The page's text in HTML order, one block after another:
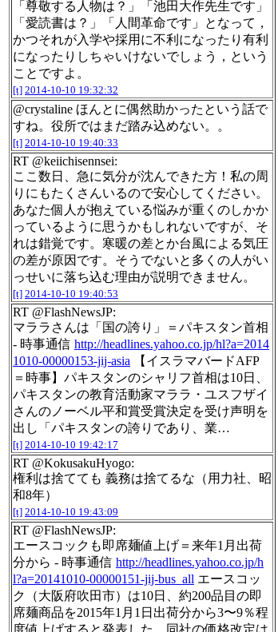
「尊敬する人物は？」「池田大作先生です」
「愛読書は？」「人間革命です」となって，
かつそれが入学や採用に不利になったり有利
になったりしちゃいけないでしょう，という
ことですよ。
[t] 2014-10-10 19:32:32
@crystaline ほんとに偶然助かったという話で
すね。役所ではまだ踏み込めない。。
[t] 2014-10-10 19:40:33
RT @keiichisennsei:
ここ数日、急に気分が沈んできた方！私の周
りにもたくさんいるので安心してください。
あなた個人が抱えている悩みが重くのしかか
っているように思うかもしれないですが、そ
れは錯覚です。寒暖の差とか台風による気圧
の差が原因です。そうでないと多くの人がい
っせいに落ち込む理由が説明できません。
[t] 2014-10-10 19:40:53
RT @FlashNewsJP:
マララさんは「国の誇り」＝パキスタン首相
- 時事通信 http://headlines.yahoo.co.jp/hl?a=2014
1010-00000153-jij-asia 【イスラマバードAFP
＝時事】パキスタンのシャリフ首相は10日、
パキスタンの教育活動家マララ・ユスフザイ
さんのノーベル平和賞受賞決定を受け声明を
出し「パキスタンの誇りであり、業…
[t] 2014-10-10 19:42:17
RT @KokusakuHyogo:
権利は捨てても 義務は捨てるな（用力社、昭
和8年）
[t] 2014-10-10 19:43:09
RT @FlashNewsJP:
エースコックも即席麺値上げ＝来年1月出荷
分から - 時事通信 http://headlines.yahoo.co.jp/h
l?a=20141010-00000151-jij-bus_all エースコッ
ク（大阪府吹田市）は10日、約200品目の即
席麺商品を2015年1月1日出荷分から3〜9％程